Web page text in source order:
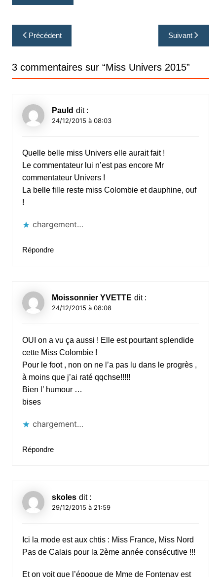
Navigation
de
l’article
Précédent Suivant
3 commentaires sur “Miss Univers 2015”
Pauld dit :
24/12/2015 à 08:03
Quelle belle miss Univers elle aurait fait !
Le commentateur lui n’est pas encore Mr
commentateur Univers !
La belle fille reste miss Colombie et dauphine, ouf
!
chargement…
Répondre
Moissonnier YVETTE dit :
24/12/2015 à 08:08
OUI on a vu ça aussi ! Elle est pourtant splendide
cette Miss Colombie !
Pour le foot , non on ne l’a pas lu dans le progrès ,
à moins que j’ai raté qqchse!!!!!
Bien l’ humour …
bises
chargement…
Répondre
skoles dit :
29/12/2015 à 21:59
Ici la mode est aux chtis : Miss France, Miss Nord
Pas de Calais pour la 2ème année consécutive !!!
Et on voit que l’époque de Mme de Fontenay est